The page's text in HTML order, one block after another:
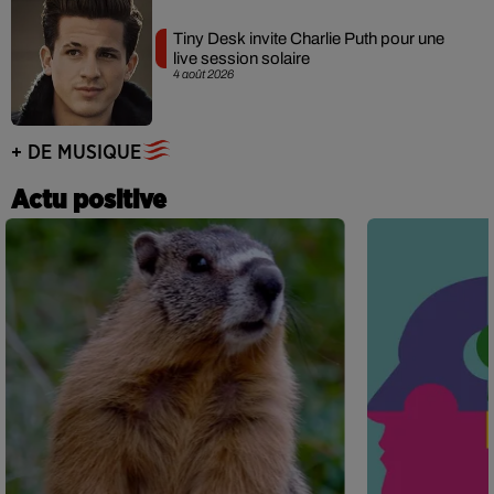
4 août 2026
Tiny Desk invite Charlie Puth pour une
live session solaire
+ DE MUSIQUE
Actu positive